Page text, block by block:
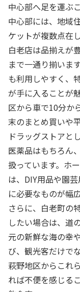
中心部へ足を運ぶ
中心部には、地域
ケットが複数点在
白老店は品揃えが
まで一通り揃いま
も利用しやすく、
が手に入ることが
区から車で10分か
末のまとめ買いや
ドラッグストアと
医薬品はもちろん
扱っています。ホ
は、DIY用品や園
に必要なものが幅
さらに、白老町の
したい場合は、道
元の新鮮な海の幸
び、観光客だけで
萩野地区からこれ
れば不便を感じる